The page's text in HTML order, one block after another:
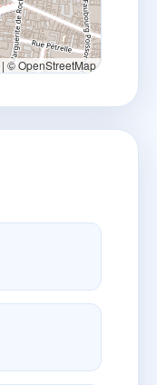
| © OpenStreetMap